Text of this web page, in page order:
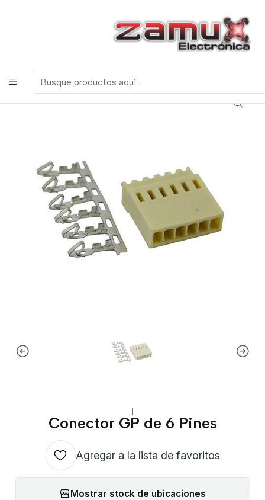
ELECTRONICOS, ROBOTICA & TECNOLOGIA
Miscelanea
Conectores
Conector GP de 6 Pines
|
Conector GP de 6 Pines
Agregar a la lista de favoritos
Mostrar stock de ubicaciones